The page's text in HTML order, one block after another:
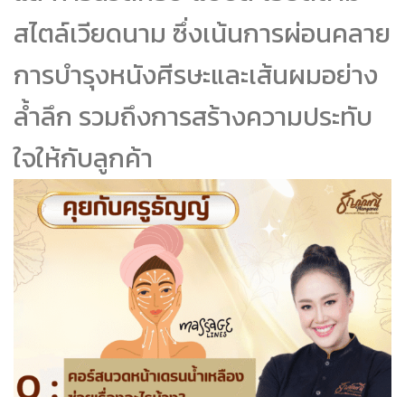
สไตล์เวียดนาม ซึ่งเน้นการผ่อนคลาย
การบำรุงหนังศีรษะและเส้นผมอย่าง
ล้ำลึก รวมถึงการสร้างความประทับ
ใจให้กับลูกค้า